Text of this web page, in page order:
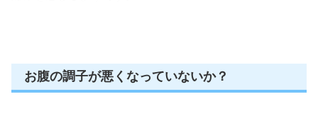
お腹の調子が悪くなっていないか？